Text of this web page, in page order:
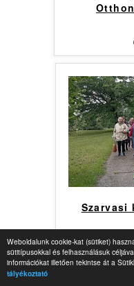
Weboldalunk cookie-kat (sütiket)
sütitípusokkal és felhasználásuk
információkat illetően tekintse át a
tályékoztató
Szarvasi